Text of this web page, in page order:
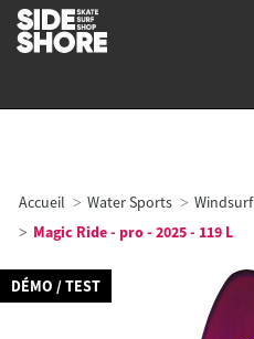
Accueil Water Sports Windsurf
Magic Ride - pro - 2025 - 119 L
DÉMO / TEST